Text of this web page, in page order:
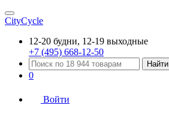
CityCycle
12-20 будни, 12-19 выходные
+7 (495) 668-12-50
Найти
0
Войти